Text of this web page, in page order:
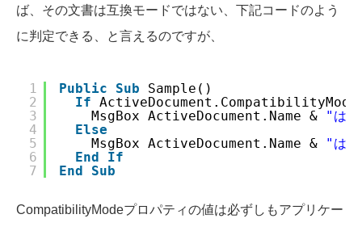
ば、その文書は互換モードではない、下記コードのよう
に判定できる、と言えるのですが、
1
2
3
4
5
6
7
Public Sub
Sample()
If
MsgBox ActiveDocument.Name &
"は互
Else
MsgBox ActiveDocument.Name &
"は
End
If
End
Sub
CompatibilityModeプロパティの値は必ずしもアプリケー